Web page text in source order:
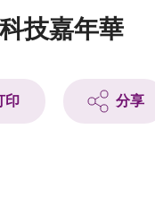
技嘉年華
印 分享